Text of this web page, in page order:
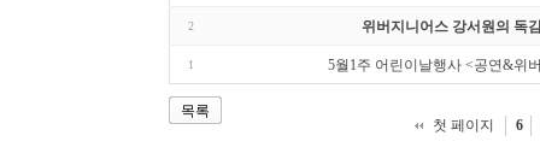
2 위버지니어스 강서원의 독
1 5월1주 어린이날행사 <공연&위
목록
첫 페이지
6